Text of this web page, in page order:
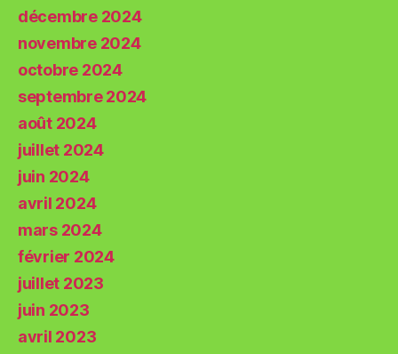
décembre 2024
novembre 2024
octobre 2024
septembre 2024
août 2024
juillet 2024
juin 2024
avril 2024
mars 2024
février 2024
juillet 2023
juin 2023
avril 2023